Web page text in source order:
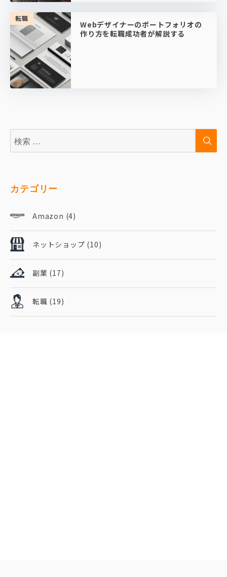
転職
Webデザイナーのポートフォリオの
作り方を転職成功者が解説する
検
索:
検
カテゴリー
Amazon (4)
ネットショップ (10)
副業 (17)
転職 (19)